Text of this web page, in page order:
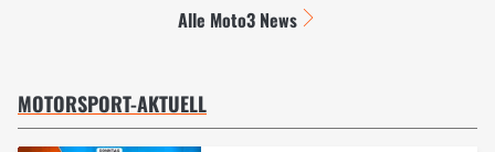
Alle Moto3 News
MOTORSPORT-AKTUELL